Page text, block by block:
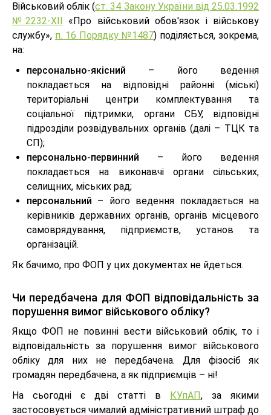
Військовий облік (ст. 34 Закону України від 25.03.1992
№2232-XII «Про військовий обов'язок і військову
службу», п. 16 Порядку №1487) поділяється, зокрема,
на:
персонально-якісний – його ведення
покладається на відповідні районні (міські)
територіальні центри комплектування та
соціальної підтримки, органи СБУ, відповідні
підрозділи розвідувальних органів (далі – ТЦК та
СП);
персонально-первинний – його ведення
покладається на виконавчі органи сільських,
селищних, міських рад;
персональний – його ведення покладається на
керівників державних органів, органів місцевого
самоврядування, підприємств, установ та
організацій.
Як бачимо, про ФОП у цих документах не йдеться.
Чи передбачена для ФОП відповідальність за
порушення вимог військового обліку?
Якщо ФОП не повинні вести військовий облік, то і
відповідальність за порушення вимог військового
обліку для них не передбачена. Для фізосіб як
громадян передбачена, а як підприємців – ні!
На сьогодні є дві статті в КУпАП, за якими
застосовується чималий адміністративний штраф до